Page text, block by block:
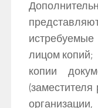
лицом копий;
копии